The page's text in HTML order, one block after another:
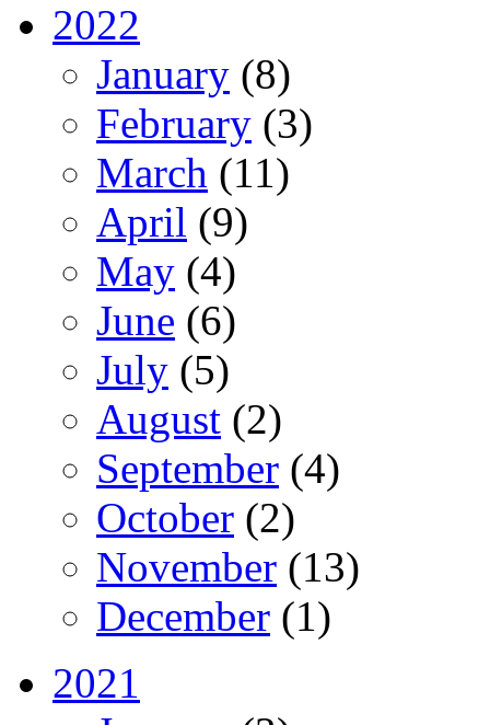
2022
January (8)
February (3)
March (11)
April (9)
May (4)
June (6)
July (5)
August (2)
September (4)
October (2)
November (13)
December (1)
2021